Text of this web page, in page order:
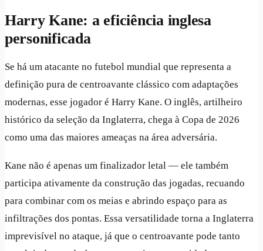
Harry Kane: a eficiência inglesa
personificada
Se há um atacante no futebol mundial que representa a
definição pura de centroavante clássico com adaptações
modernas, esse jogador é Harry Kane. O inglês, artilheiro
histórico da seleção da Inglaterra, chega à Copa de 2026
como uma das maiores ameaças na área adversária.
Kane não é apenas um finalizador letal — ele também
participa ativamente da construção das jogadas, recuando
para combinar com os meias e abrindo espaço para as
infiltrações dos pontas. Essa versatilidade torna a Inglaterra
imprevisível no ataque, já que o centroavante pode tanto